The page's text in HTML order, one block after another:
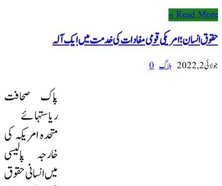
Read More »
حقوق انسان؛ امریکی قومی مفادات کی خدمت میں ایک آلہ
جولائی 2, 2022 بلاگ 0
پاک صحافت
ریاستہائے
متحدہ امریکہ کی
خارجہ پالیسی
میں انسانی حقوق